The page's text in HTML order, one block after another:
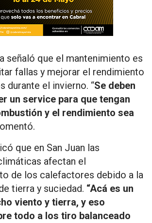
señaló que el mantenimiento es
fallas y mejorar el rendimiento
durante el invierno. “Se deben
un service para que tengan
y el rendimiento sea
que en San Juan las
afectan el
de los calefactores debido a la
tierra y suciedad. “Acá es un
viento y tierra, y eso
todo a los tiro balanceado